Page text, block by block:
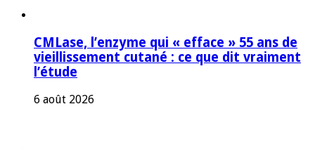
CMLase, l’enzyme qui « efface » 55 ans de
vieillissement cutané : ce que dit vraiment
l’étude
6 août 2026